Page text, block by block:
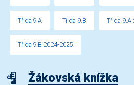
Třída 9.A Třída 9.B Třída 9.A
Třída 9.B 2024-2025
Žákovská knížka